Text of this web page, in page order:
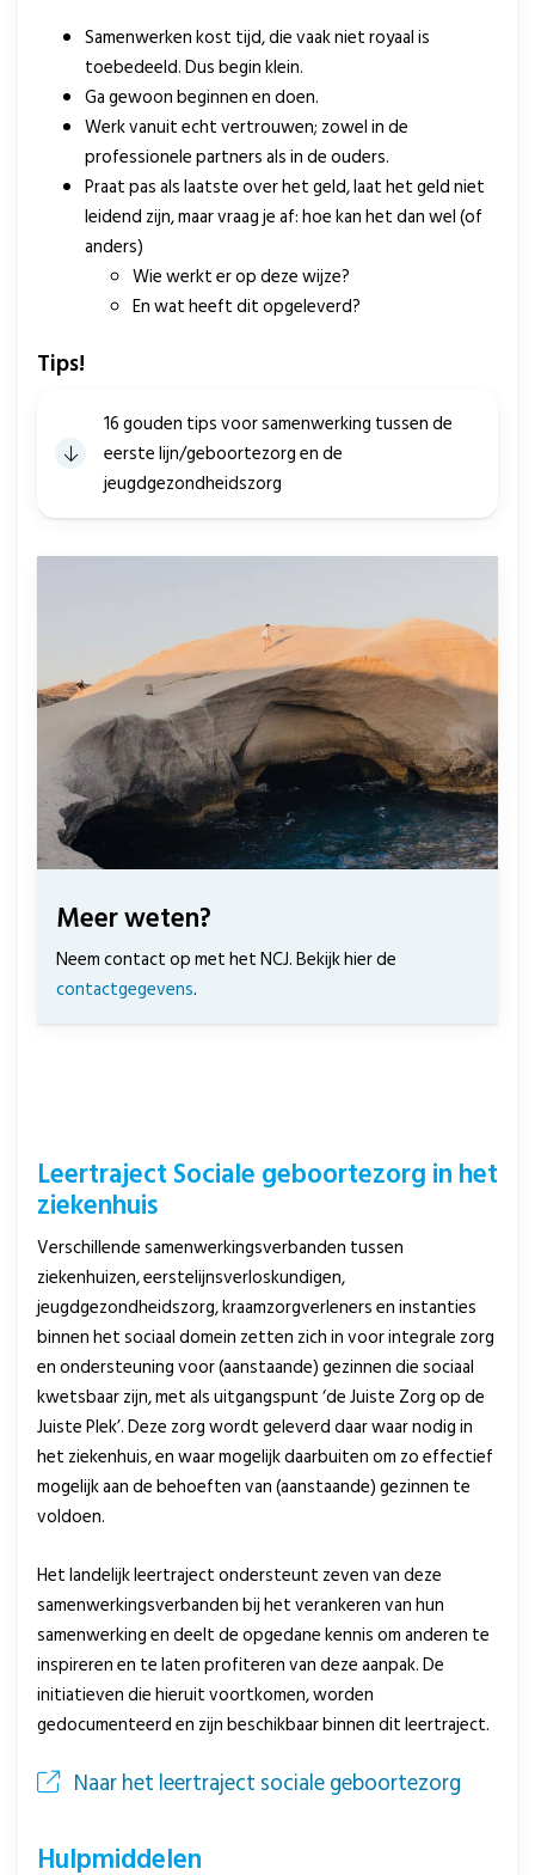
Samenwerken kost tijd, die vaak niet royaal is
toebedeeld. Dus begin klein.
Ga gewoon beginnen en doen.
Werk vanuit echt vertrouwen; zowel in de
professionele partners als in de ouders.
Praat pas als laatste over het geld, laat het geld niet
leidend zijn, maar vraag je af: hoe kan het dan wel (of
anders)
Wie werkt er op deze wijze?
En wat heeft dit opgeleverd?
Tips!
16 gouden tips voor samenwerking tussen de
eerste lijn/geboortezorg en de
jeugdgezondheidszorg
Meer weten?
Neem contact op met het NCJ. Bekijk hier de
contactgegevens.
Leertraject Sociale geboortezorg in het
ziekenhuis
Verschillende samenwerkingsverbanden tussen
ziekenhuizen, eerstelijnsverloskundigen,
jeugdgezondheidszorg, kraamzorgverleners en instanties
binnen het sociaal domein zetten zich in voor integrale zorg
en ondersteuning voor (aanstaande) gezinnen die sociaal
kwetsbaar zijn, met als uitgangspunt ‘de Juiste Zorg op de
Juiste Plek’. Deze zorg wordt geleverd daar waar nodig in
het ziekenhuis, en waar mogelijk daarbuiten om zo effectief
mogelijk aan de behoeften van (aanstaande) gezinnen te
voldoen.
Het landelijk leertraject ondersteunt zeven van deze
samenwerkingsverbanden bij het verankeren van hun
samenwerking en deelt de opgedane kennis om anderen te
inspireren en te laten profiteren van deze aanpak. De
initiatieven die hieruit voortkomen, worden
gedocumenteerd en zijn beschikbaar binnen dit leertraject.
Naar het leertraject sociale geboortezorg
Hulpmiddelen